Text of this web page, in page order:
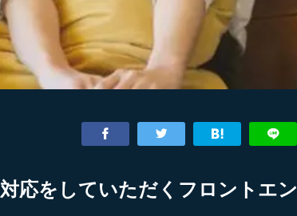
応をしていただくフロントエン